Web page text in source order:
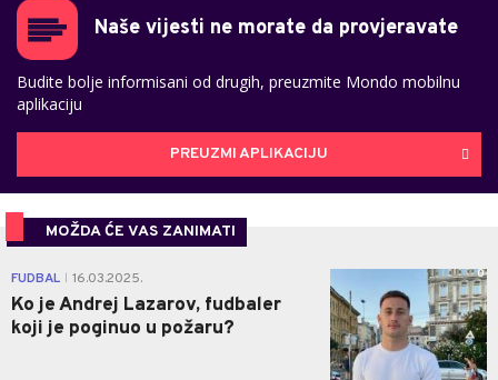
Naše vijesti ne morate da provjeravate
Budite bolje informisani od drugih, preuzmite Mondo mobilnu
aplikaciju
PREUZMI APLIKACIJU
MOŽDA ĆE VAS ZANIMATI
FUDBAL 16.03.2025.
Ko je Andrej Lazarov, fudbaler
koji je poginuo u požaru?
0